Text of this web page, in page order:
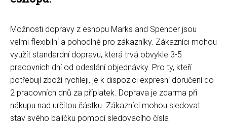
Možnosti dopravy z eshopu Marks and Spencer jsou
velmi flexibilní a pohodlné pro zákazníky. Zákazníci mohou
využít standardní dopravu, která trvá obvykle 3-5
pracovních dní od odeslání objednávky. Pro ty, kteří
potřebují zboží rychleji, je k dispozici expresní doručení do
2 pracovních dnů za příplatek. Doprava je zdarma při
nákupu nad určitou částku. Zákazníci mohou sledovat
stav svého balíčku pomocí sledovacího čísla